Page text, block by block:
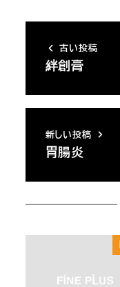
古い投稿
絆創膏
新しい投稿
胃腸炎